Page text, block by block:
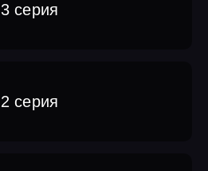
3 серия
2 серия